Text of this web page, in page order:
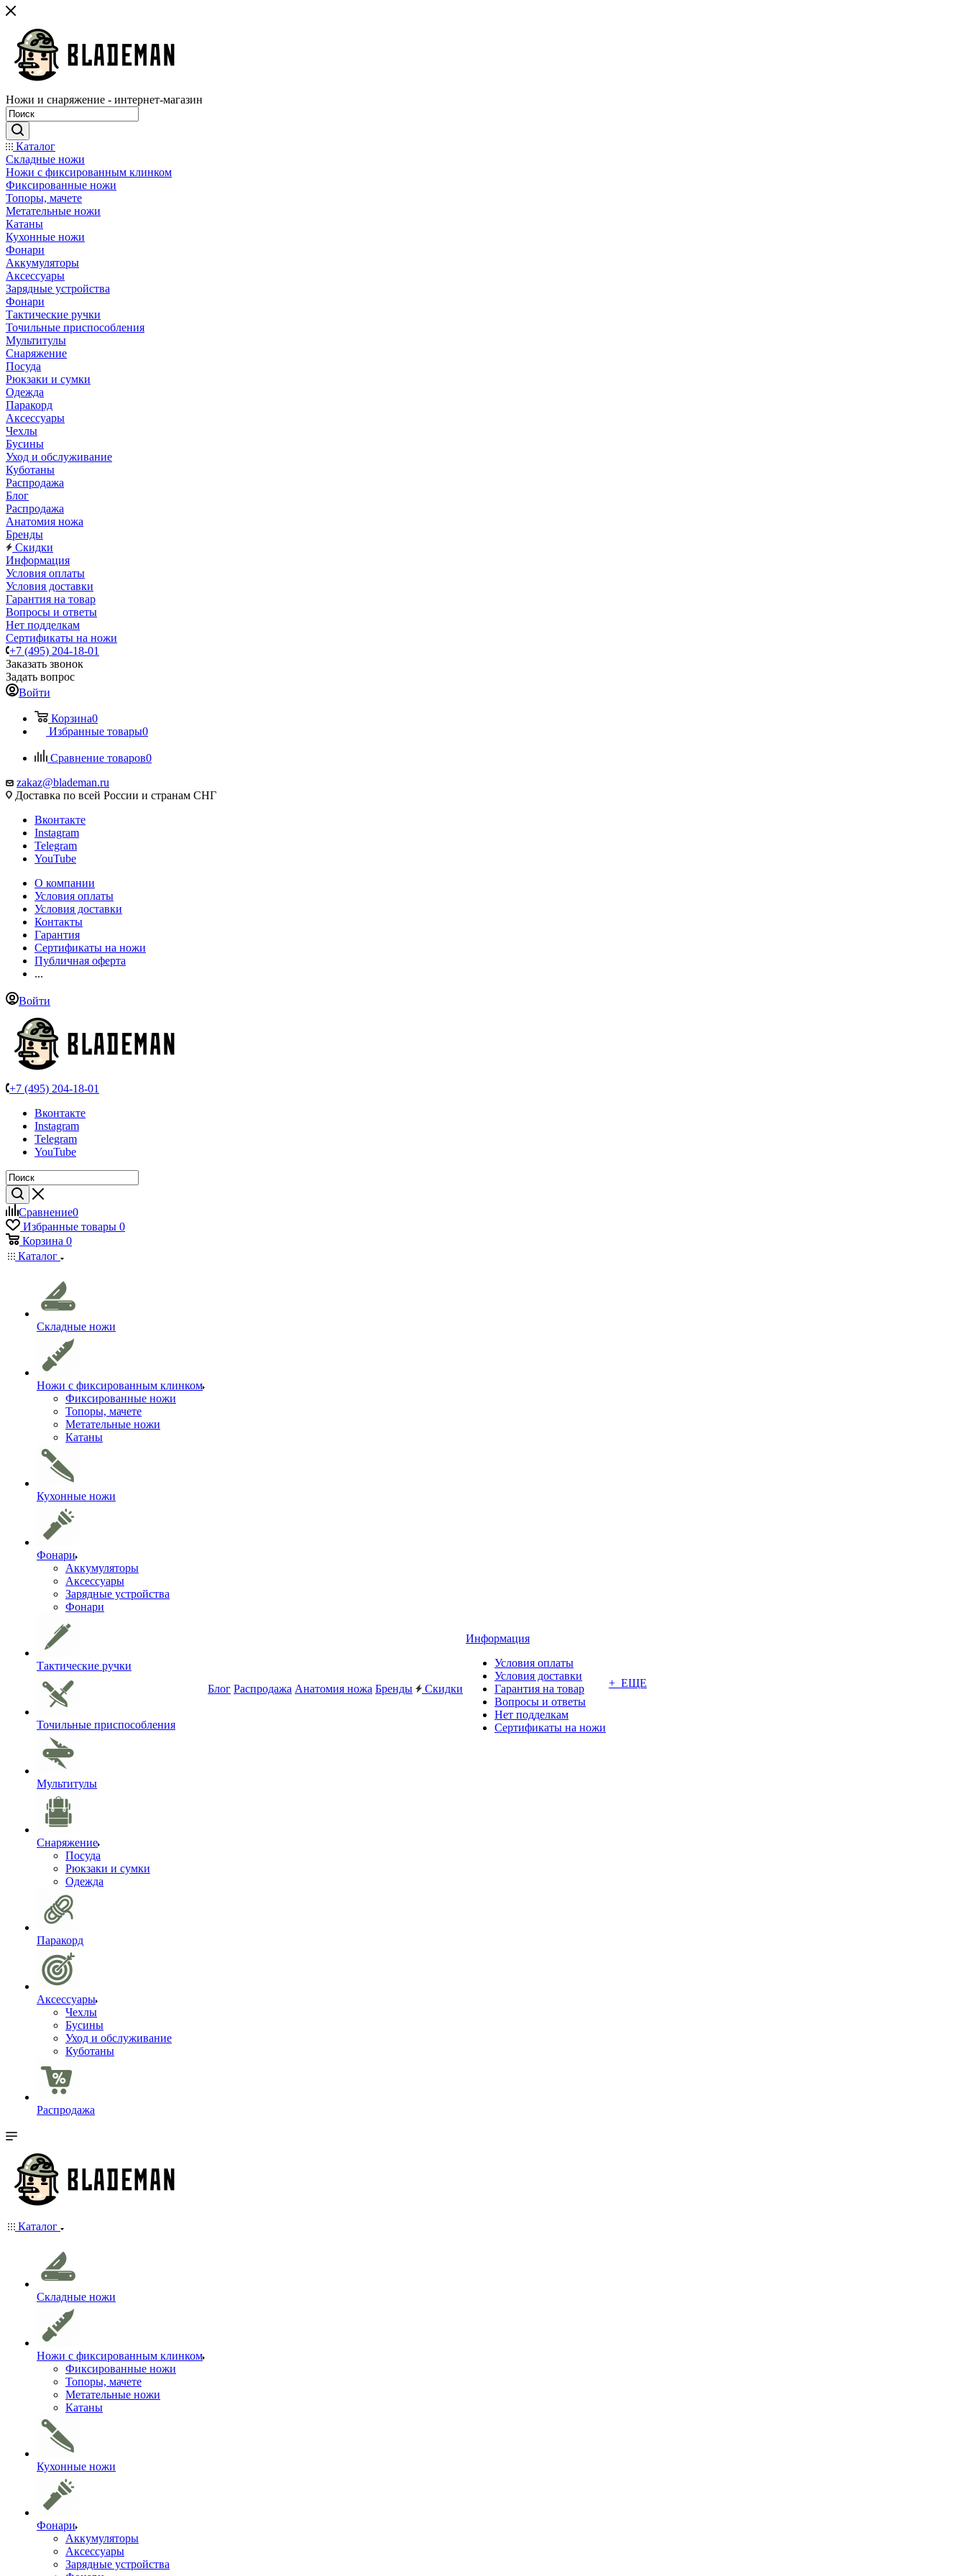
Ножи и снаряжение - интернет-магазин
Каталог
Складные ножи
Ножи с фиксированным клинком
Фиксированные ножи
Топоры, мачете
Метательные ножи
Катаны
Кухонные ножи
Фонари
Аккумуляторы
Аксессуары
Зарядные устройства
Фонари
Тактические ручки
Точильные приспособления
Мультитулы
Снаряжение
Посуда
Рюкзаки и сумки
Одежда
Паракорд
Аксессуары
Чехлы
Бусины
Уход и обслуживание
Куботаны
Распродажа
Блог
Распродажа
Анатомия ножа
Бренды
Скидки
Информация
Условия оплаты
Условия доставки
Гарантия на товар
Вопросы и ответы
Нет подделкам
Сертификаты на ножи
+7 (495) 204-18-01
Заказать звонок
Задать вопрос
Войти
Корзина0
Избранные товары0
Сравнение товаров0
zakaz@blademan.ru
Доставка по всей России и странам СНГ
Вконтакте
Instagram
Telegram
YouTube
О компании
Условия оплаты
Условия доставки
Контакты
Гарантия
Сертификаты на ножи
Публичная оферта
...
Войти
+7 (495) 204-18-01
Вконтакте
Instagram
Telegram
YouTube
Сравнение0
Избранные товары 0
Корзина 0
Каталог
Складные ножи
Ножи с фиксированным клинком
Фиксированные ножи
Топоры, мачете
Метательные ножи
Катаны
Кухонные ножи
Фонари
Аккумуляторы
Аксессуары
Зарядные устройства
Фонари
Тактические ручки
Точильные приспособления
Мультитулы
Снаряжение
Посуда
Рюкзаки и сумки
Одежда
Паракорд
Аксессуары
Чехлы
Бусины
Уход и обслуживание
Куботаны
Распродажа
Блог Распродажа Анатомия ножа Бренды Скидки
Информация
Условия оплаты
Условия доставки
Гарантия на товар
Вопросы и ответы
Нет подделкам
Сертификаты на ножи
+ ЕЩЕ
Каталог
Складные ножи
Ножи с фиксированным клинком
Фиксированные ножи
Топоры, мачете
Метательные ножи
Катаны
Кухонные ножи
Фонари
Аккумуляторы
Аксессуары
Зарядные устройства